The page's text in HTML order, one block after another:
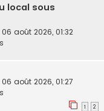
local sous
06 août 2026, 01:32
06 août 2026, 01:27
1 2